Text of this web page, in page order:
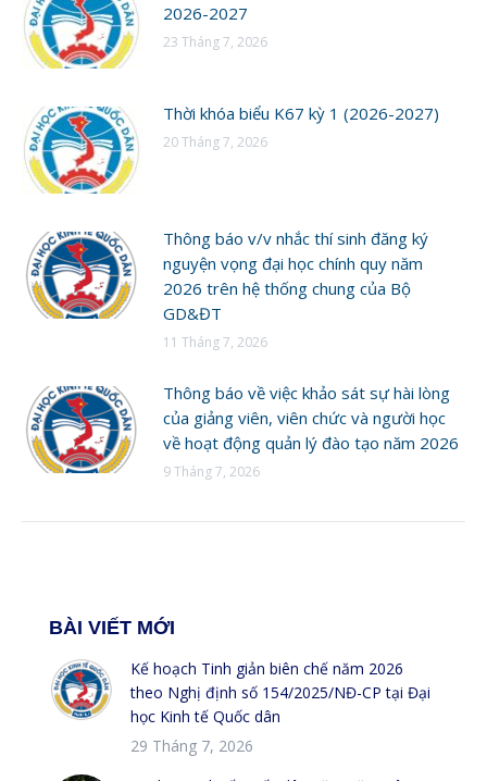
2026-2027
23 Tháng 7, 2026
Thời khóa biểu K67 kỳ 1 (2026-2027)
20 Tháng 7, 2026
Thông báo v/v nhắc thí sinh đăng ký
nguyện vọng đại học chính quy năm
2026 trên hệ thống chung của Bộ
GD&ĐT
11 Tháng 7, 2026
Thông báo về việc khảo sát sự hài lòng
của giảng viên, viên chức và người học
về hoạt động quản lý đào tạo năm 2026
9 Tháng 7, 2026
BÀI VIẾT MỚI
Kế hoạch Tinh giản biên chế năm 2026
theo Nghị định số 154/2025/NĐ-CP tại Đại
học Kinh tế Quốc dân
29 Tháng 7, 2026